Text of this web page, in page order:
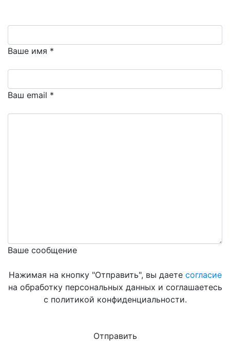
Ваше имя *
Ваш email *
Ваше сообщение
Нажимая на кнопку "Отправить", вы даете согласие
на обработку персональных данных и соглашаетесь
с политикой конфиденциальности.